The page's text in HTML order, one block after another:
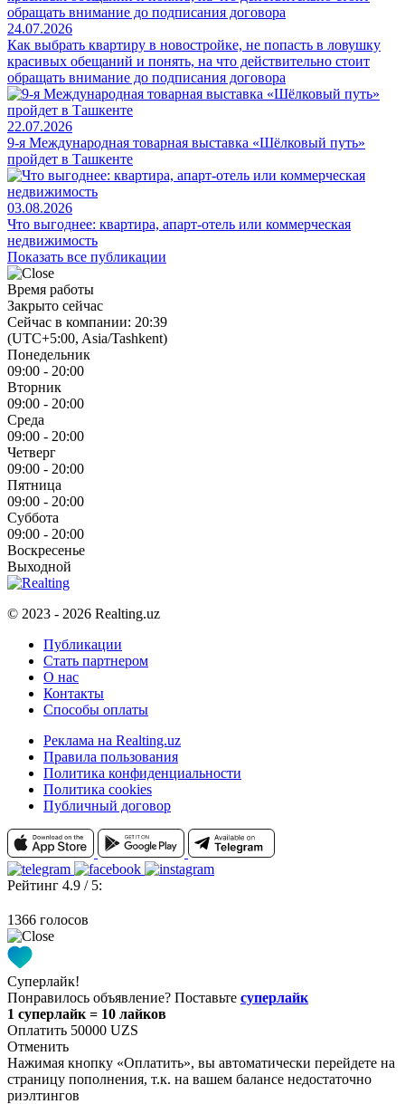
24.07.2026
Как выбрать квартиру в новостройке, не попасть в ловушку
красивых обещаний и понять, на что действительно стоит
обращать внимание до подписания договора
22.07.2026
9-я Международная товарная выставка «Шёлковый путь»
пройдет в Ташкенте
03.08.2026
Что выгоднее: квартира, апарт-отель или коммерческая
недвижимость
Показать все публикации
Время работы
Закрыто сейчас
Сейчас в компании: 20:39
(UTC+5:00, Asia/Tashkent)
Понедельник
09:00 - 20:00
Вторник
09:00 - 20:00
Среда
09:00 - 20:00
Четверг
09:00 - 20:00
Пятница
09:00 - 20:00
Суббота
09:00 - 20:00
Воскресенье
Выходной
© 2023 - 2026 Realting.uz
Публикации
Стать партнером
О нас
Контакты
Способы оплаты
Реклама на Realting.uz
Правила пользования
Политика конфиденциальности
Политика cookies
Публичный договор
Рейтинг 4.9 / 5:
1366 голосов
Суперлайк!
Понравилось объявление? Поставьте суперлайк
1 суперлайк = 10 лайков
Оплатить 50000 UZS
Отменить
Нажимая кнопку «Оплатить», вы автоматически перейдете на
страницу пополнения, т.к. на вашем балансе недостаточно
риэлтингов